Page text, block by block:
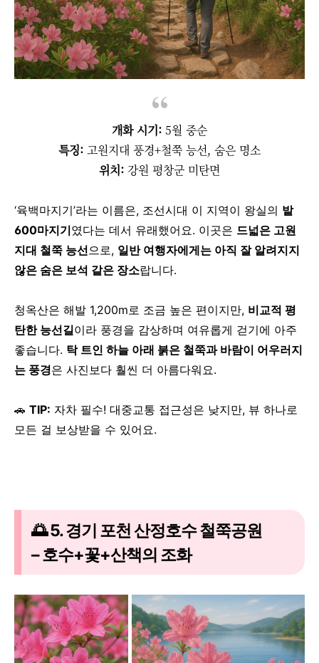
개화 시기: 5월 중순
특징: 고원지대 풍경+철쭉 능선, 숨은 명소
위치: 강원 평창군 미탄면
‘육백마지기’라는 이름은, 조선시대 이 지역이 왕실의 밭
600마지기였다는 데서 유래했어요. 이곳은 드넓은 고원
지대 철쭉 능선으로, 일반 여행자에게는 아직 잘 알려지지
않은 숨은 보석 같은 장소랍니다.
청옥산은 해발 1,200m로 조금 높은 편이지만, 비교적 평
탄한 능선길이라 풍경을 감상하며 여유롭게 걷기에 아주
좋습니다. 탁 트인 하늘 아래 붉은 철쭉과 바람이 어우러지
는 풍경은 사진보다 훨씬 더 아름다워요.
🚗 TIP: 자차 필수! 대중교통 접근성은 낮지만, 뷰 하나로
모든 걸 보상받을 수 있어요.
🌅 5. 경기 포천 산정호수 철쭉공원
– 호수+꽃+산책의 조화